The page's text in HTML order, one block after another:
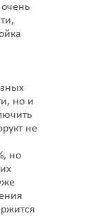
но и
не
но